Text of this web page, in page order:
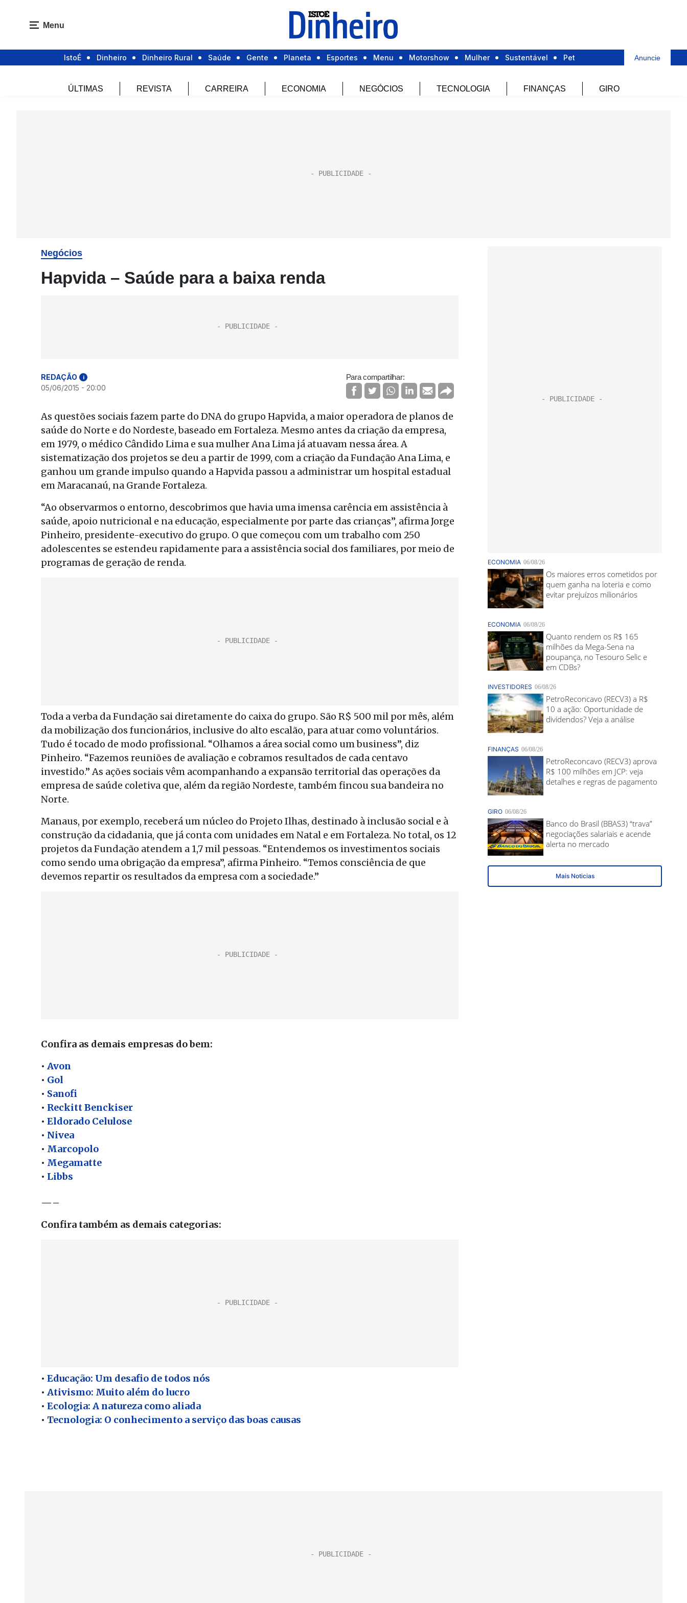
Menu
IstoÉ Dinheiro Dinheiro Rural Saúde Gente Planeta Esportes Menu Motorshow Mulher Sustentável Pet Anuncie
ÚLTIMAS REVISTA CARREIRA ECONOMIA NEGÓCIOS TECNOLOGIA FINANÇAS GIRO
Negócios
Hapvida – Saúde para a baixa renda
REDAÇÃO i
05/06/2015 - 20:00
Para compartilhar:
As questões sociais fazem parte do DNA do grupo Hapvida, a maior operadora de planos de
saúde do Norte e do Nordeste, baseado em Fortaleza. Mesmo antes da criação da empresa,
em 1979, o médico Cândido Lima e sua mulher Ana Lima já atuavam nessa área. A
sistematização dos projetos se deu a partir de 1999, com a criação da Fundação Ana Lima, e
ganhou um grande impulso quando a Hapvida passou a administrar um hospital estadual
em Maracanaú, na Grande Fortaleza.
“Ao observarmos o entorno, descobrimos que havia uma imensa carência em assistência à
saúde, apoio nutricional e na educação, especialmente por parte das crianças”, afirma Jorge
Pinheiro, presidente-executivo do grupo. O que começou com um trabalho com 250
adolescentes se estendeu rapidamente para a assistência social dos familiares, por meio de
programas de geração de renda.
Toda a verba da Fundação sai diretamente do caixa do grupo. São R$ 500 mil por mês, além
da mobilização dos funcionários, inclusive do alto escalão, para atuar como voluntários.
Tudo é tocado de modo profissional. “Olhamos a área social como um business”, diz
Pinheiro. “Fazemos reuniões de avaliação e cobramos resultados de cada centavo
investido.” As ações sociais vêm acompanhando a expansão territorial das operações da
empresa de saúde coletiva que, além da região Nordeste, também fincou sua bandeira no
Norte.
Manaus, por exemplo, receberá um núcleo do Projeto Ilhas, destinado à inclusão social e à
construção da cidadania, que já conta com unidades em Natal e em Fortaleza. No total, os 12
projetos da Fundação atendem a 1,7 mil pessoas. “Entendemos os investimentos sociais
como sendo uma obrigação da empresa”, afirma Pinheiro. “Temos consciência de que
devemos repartir os resultados da empresa com a sociedade.”
Confira as demais empresas do bem:
• Avon
• Gol
• Sanofi
• Reckitt Benckiser
• Eldorado Celulose
• Nivea
• Marcopolo
• Megamatte
• Libbs
—–
Confira também as demais categorias:
• Educação: Um desafio de todos nós
• Ativismo: Muito além do lucro
• Ecologia: A natureza como aliada
• Tecnologia: O conhecimento a serviço das boas causas